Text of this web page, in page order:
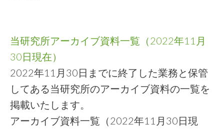
当研究所アーカイブ資料一覧（2022年11月
30日現在）
2022年11月30日までに終了した業務と保管
してある当研究所のアーカイブ資料の一覧を
掲載いたします。
アーカイブ資料一覧（2022年11月30日現